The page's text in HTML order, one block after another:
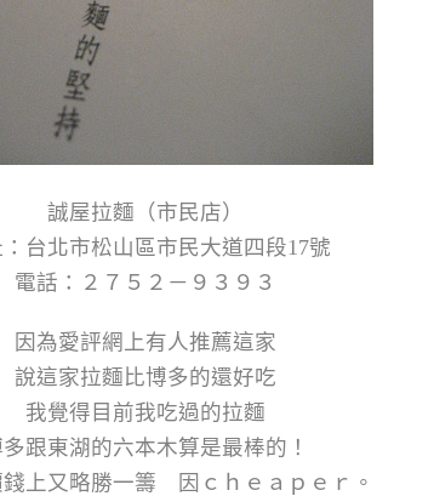
誠屋拉麵（市民店）
台北市松山區市民大道四段17號
電話：２７５２－９３９３
因為愛評網上有人推薦這家
說這家拉麵比博多的還好吃
我覺得目前我吃過的拉麵
跟東湖的六本木算是最棒的！
上又略勝一籌 因ｃｈｅａｐｅｒ。